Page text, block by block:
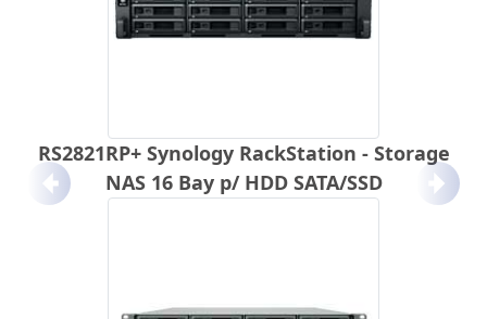
RS2821RP+ Synology RackStation - Storage
NAS 16 Bay p/ HDD SATA/SSD
Anterior